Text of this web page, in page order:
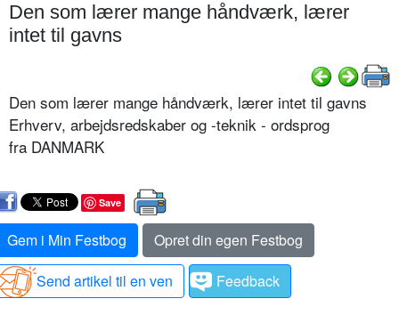
Den som lærer mange håndværk, lærer
intet til gavns
Den som lærer mange håndværk, lærer intet til gavns
Erhverv, arbejdsredskaber og -teknik - ordsprog
fra DANMARK
Save
Gem i Min Festbog
Opret din egen Festbog
Send artikel til en ven
Feedback